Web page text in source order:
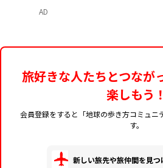
AD
旅好きな人たちとつなが
楽しもう！
会員登録をすると「地球の歩き方コミュニ
す。
新しい旅先や旅仲間を見つ